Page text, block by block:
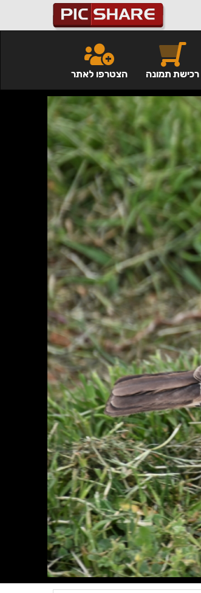
הצטרפו לאתר רכישת תמונה